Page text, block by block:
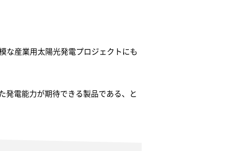
な産業用太陽光発電プロジェクトにも
発電能力が期待できる製品である、と